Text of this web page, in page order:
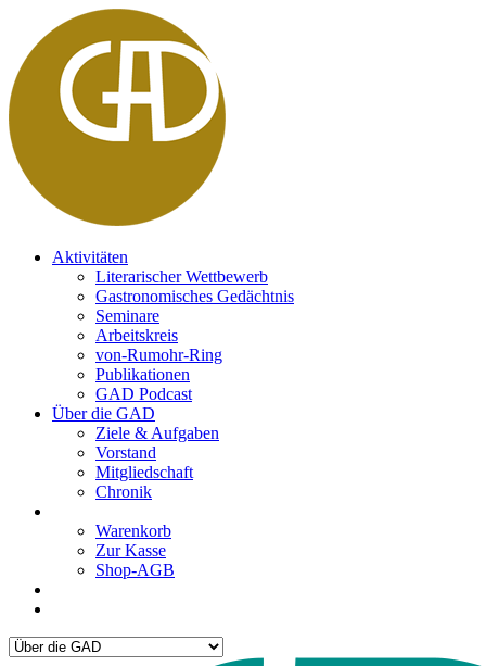
Aktivitäten
Literarischer Wettbewerb
Gastronomisches Gedächtnis
Seminare
Arbeitskreis
von-Rumohr-Ring
Publikationen
GAD Podcast
Über die GAD
Ziele & Aufgaben
Vorstand
Mitgliedschaft
Chronik
Warenkorb
Zur Kasse
Shop-AGB